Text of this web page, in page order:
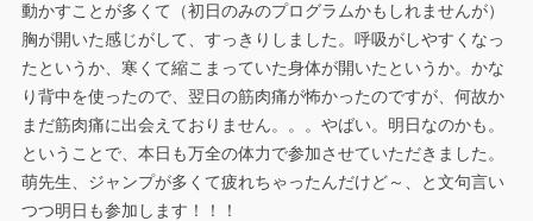
動かすことが多くて（初日のみのプログラムかもしれませんが）
胸が開いた感じがして、すっきりしました。呼吸がしやすくなっ
たというか、寒くて縮こまっていた身体が開いたというか。かな
り背中を使ったので、翌日の筋肉痛が怖かったのですが、何故か
まだ筋肉痛に出会えておりません。。。やばい。明日なのかも。
ということで、本日も万全の体力で参加させていただきました。
萌先生、ジャンプが多くて疲れちゃったんだけど～、と文句言い
つつ明日も参加します！！！